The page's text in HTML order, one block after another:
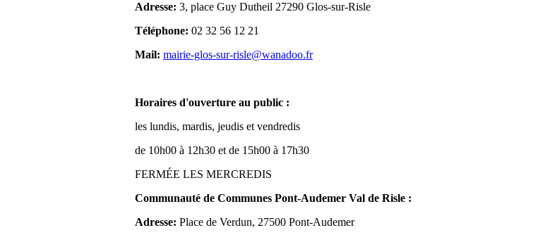
Adresse: 3, place Guy Dutheil 27290 Glos-sur-Risle
Téléphone: 02 32 56 12 21
Mail: mairie-glos-sur-risle@wanadoo.fr
Horaires d'ouverture au public :
les lundis, mardis, jeudis et vendredis
de 10h00 à 12h30 et de 15h00 à 17h30
FERMÉE LES MERCREDIS
Communauté de Communes Pont-Audemer Val de Risle :
Adresse: Place de Verdun, 27500 Pont-Audemer